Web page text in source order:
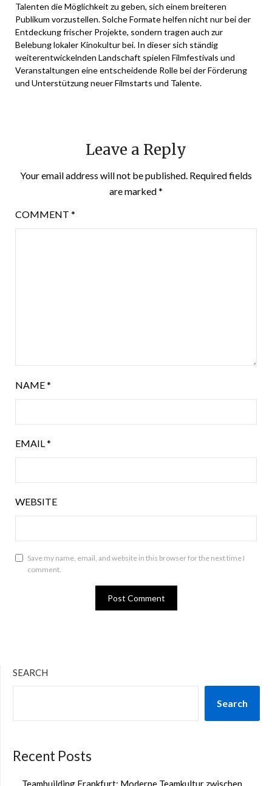
Talenten die Möglichkeit zu geben, sich einem breiteren
Publikum vorzustellen. Solche Formate helfen nicht nur bei der
Entdeckung frischer Projekte, sondern tragen auch zur
Belebung lokaler Kinokultur bei. In dieser sich ständig
weiterentwickelnden Landschaft spielen Filmfestivals und
Veranstaltungen eine entscheidende Rolle bei der Förderung
und Unterstützung neuer Filmstarts und Talente.
Leave a Reply
Your email address will not be published. Required fields
are marked*
COMMENT *
NAME*
EMAIL*
WEBSITE
Save my name, email, and website in this browser for the next time I
comment.
SEARCH
Search
Recent Posts
Teambuilding Frankfurt: Moderne Teamkultur zwischen